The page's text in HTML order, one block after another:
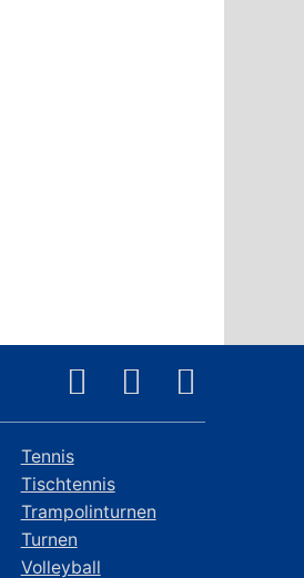
Tennis
Tischtennis
Trampolinturnen
Turnen
Volleyball